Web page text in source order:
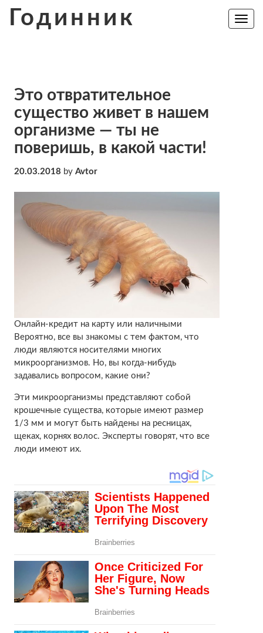
Годинник
Toggle
Это отвратительное
существо живет в нашем
организме — ты не
поверишь, в какой части!
20.03.2018 by Avtor
Онлайн-кредит на карту или наличными
Вероятно, все вы знакомы с тем фактом, что
люди являются носителями многих
микроорганизмов. Но, вы когда-нибудь
задавались вопросом, какие они?
Эти микроорганизмы представляют собой
крошечные существа, которые имеют размер
1/3 мм и могут быть найдены на ресницах,
щеках, корнях волос. Эксперты говорят, что все
люди имеют их.